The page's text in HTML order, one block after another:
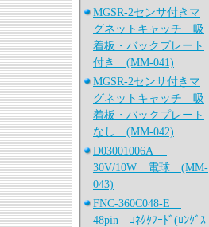
MGSR-2センサ付きマ
グネットキャッチ 吸
着板・バックプレート
付き (MM-041)
MGSR-2センサ付きマ
グネットキャッチ 吸
着板・バックプレート
なし (MM-042)
D03001006A
30V/10W 電球 (MM-
043)
FNC-360C048-E
48pin ｺﾈｸﾀﾌｰﾄﾞ(ﾛﾝｸﾞｽ